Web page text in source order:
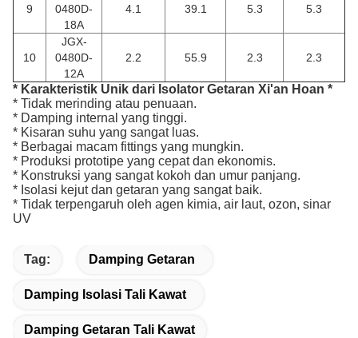
9
0480D-
18A
4.1 39.1 5.3 5.3
10
JGX-
0480D-
12A
2.2 55.9 2.3 2.3
* Karakteristik Unik dari Isolator Getaran Xi'an Hoan *
* Tidak merinding atau penuaan.
* Damping internal yang tinggi.
* Kisaran suhu yang sangat luas.
* Berbagai macam fittings yang mungkin.
* Produksi prototipe yang cepat dan ekonomis.
* Konstruksi yang sangat kokoh dan umur panjang.
* Isolasi kejut dan getaran yang sangat baik.
* Tidak terpengaruh oleh agen kimia, air laut, ozon, sinar
UV
Tag: Damping Getaran
Damping Isolasi Tali Kawat
Damping Getaran Tali Kawat